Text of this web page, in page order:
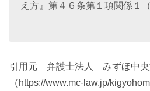
え方』第４６条第１項関係１
引用元 弁護士法人 みずほ中央
（https://www.mc-law.jp/